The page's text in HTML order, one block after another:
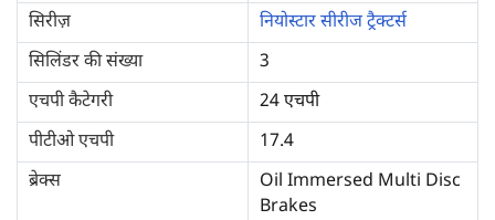
सिरीज़
नियोस्टार सीरीज ट्रैक्टर्स
सिलिंडर की संख्या
3
एचपी कैटेगरी
24 एचपी
पीटीओ एचपी
17.4
ब्रेक्स
Oil Immersed Multi Disc
Brakes